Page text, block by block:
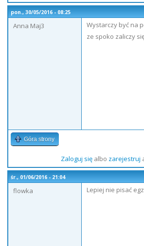
pon., 30/05/2016 - 08:25
Anna Maj3
Wystarczy być na
ze spoko zaliczy
Góra strony
Zaloguj sięalbo zarejestruj
śr., 01/06/2016 - 21:04
flowka
Lepiej nie pisać